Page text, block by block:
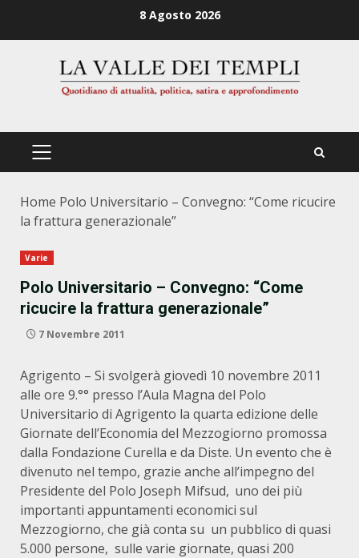
8 Agosto 2026
PRIMÄRES
Home Polo Universitario – Convegno: “Come ricucire
la frattura generazionale”
Varie
Polo Universitario – Convegno: “Come
ricucire la frattura generazionale”
7 Novembre 2011
Agrigento – Si svolgerà giovedì 10 novembre 2011
alle ore 9.°° presso l’Aula Magna del Polo
Universitario di Agrigento la quarta edizione delle
Giornate dell’Economia del Mezzogiorno promossa
dalla Fondazione Curella e da Diste. Un evento che è
divenuto nel tempo, grazie anche all’impegno del
Presidente del Polo Joseph Mifsud, uno dei più
importanti appuntamenti economici sul
Mezzogiorno, che già conta su un pubblico di quasi
5.000 persone, sulle varie giornate, quasi 200